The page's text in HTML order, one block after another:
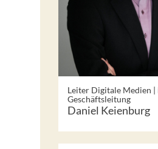
Leiter Digitale Medien
Geschäftsleitung
Daniel Keienburg